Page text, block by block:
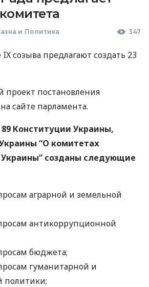
и Политика 347
созыва предлагают создать 23
проект постановления
сайте парламента.
89 Конституции Украины,
“О комитетах
созданы следующие
аграрной и земельной
антикоррупционной
бюджета;
гуманитарной и
политики;